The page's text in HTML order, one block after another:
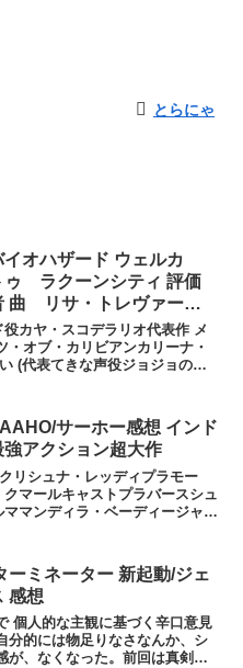
とらにゃ
イオハザード ウェルカ
ラクーンシティ 評価
曲 リサ・トレヴァーの
カヤ・スコデラリオ代表作 メ
オブ・カリビアンカリーナ・
(代表てきな声役ジョジョの奇
サーホー感想 インド
強アクション超大作
リシュナ・レッディプラモー
マールキャストプラバースシュ
マンディラ・ベーディージャッ
ーミネーター 新起動/ジェ
感想
個人的な主観に基づく辛口意見
分的には物足りなさなんか、シ
が、なくなった。前回は真剣で